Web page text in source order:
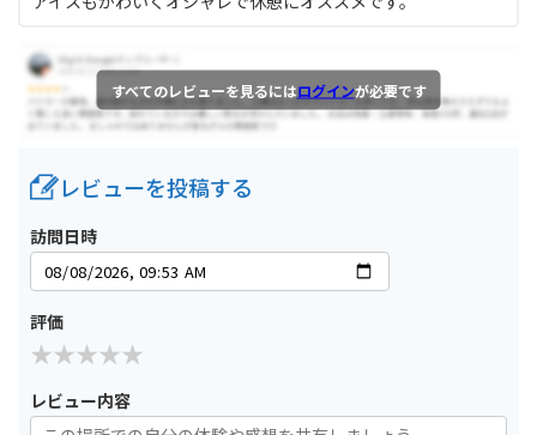
すべてのレビューを見るにはログインが必要です
レビューを投稿する
訪問日時
評価
レビュー内容